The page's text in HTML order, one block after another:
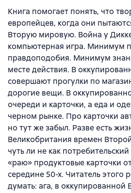
Книга помогает понять, что
европейцев, когда они
Вторую мировую. Война у
компьютерная игра. Минимум
правдоподобия. Минимум
месте действия. В
совершают прогулки по
дорогие вещи. В
очереди и карточки, а еда и
черном рынке. Про карточки
но тут же забыл. Разве есть
Великобритания времен
чуть ли не как
«раю» продуктовые карточки
середине 50-х. Читатель этого
думать: ага, в оккупированной